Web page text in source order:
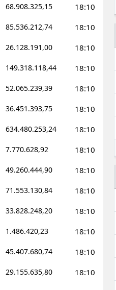
68.908.325,15 18:10
85.536.212,74 18:10
26.128.191,00 18:10
149.318.118,44 18:10
52.065.239,39 18:10
36.451.393,75 18:10
634.480.253,24 18:10
7.770.628,92 18:10
49.260.444,90 18:10
71.553.130,84 18:10
33.828.248,20 18:10
1.486.420,23 18:10
45.407.680,74 18:10
29.155.635,80 18:10